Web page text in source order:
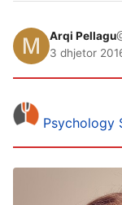
Arqi Pellagu
3 dhjetor
Psychology